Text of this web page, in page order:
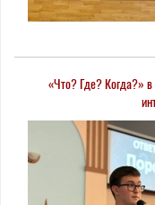
«Что? Где? Когда?»